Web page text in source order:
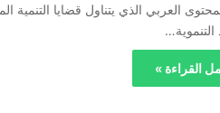
العربي الذي يتناول قضايا التنمية
التنموية…
القراءة »